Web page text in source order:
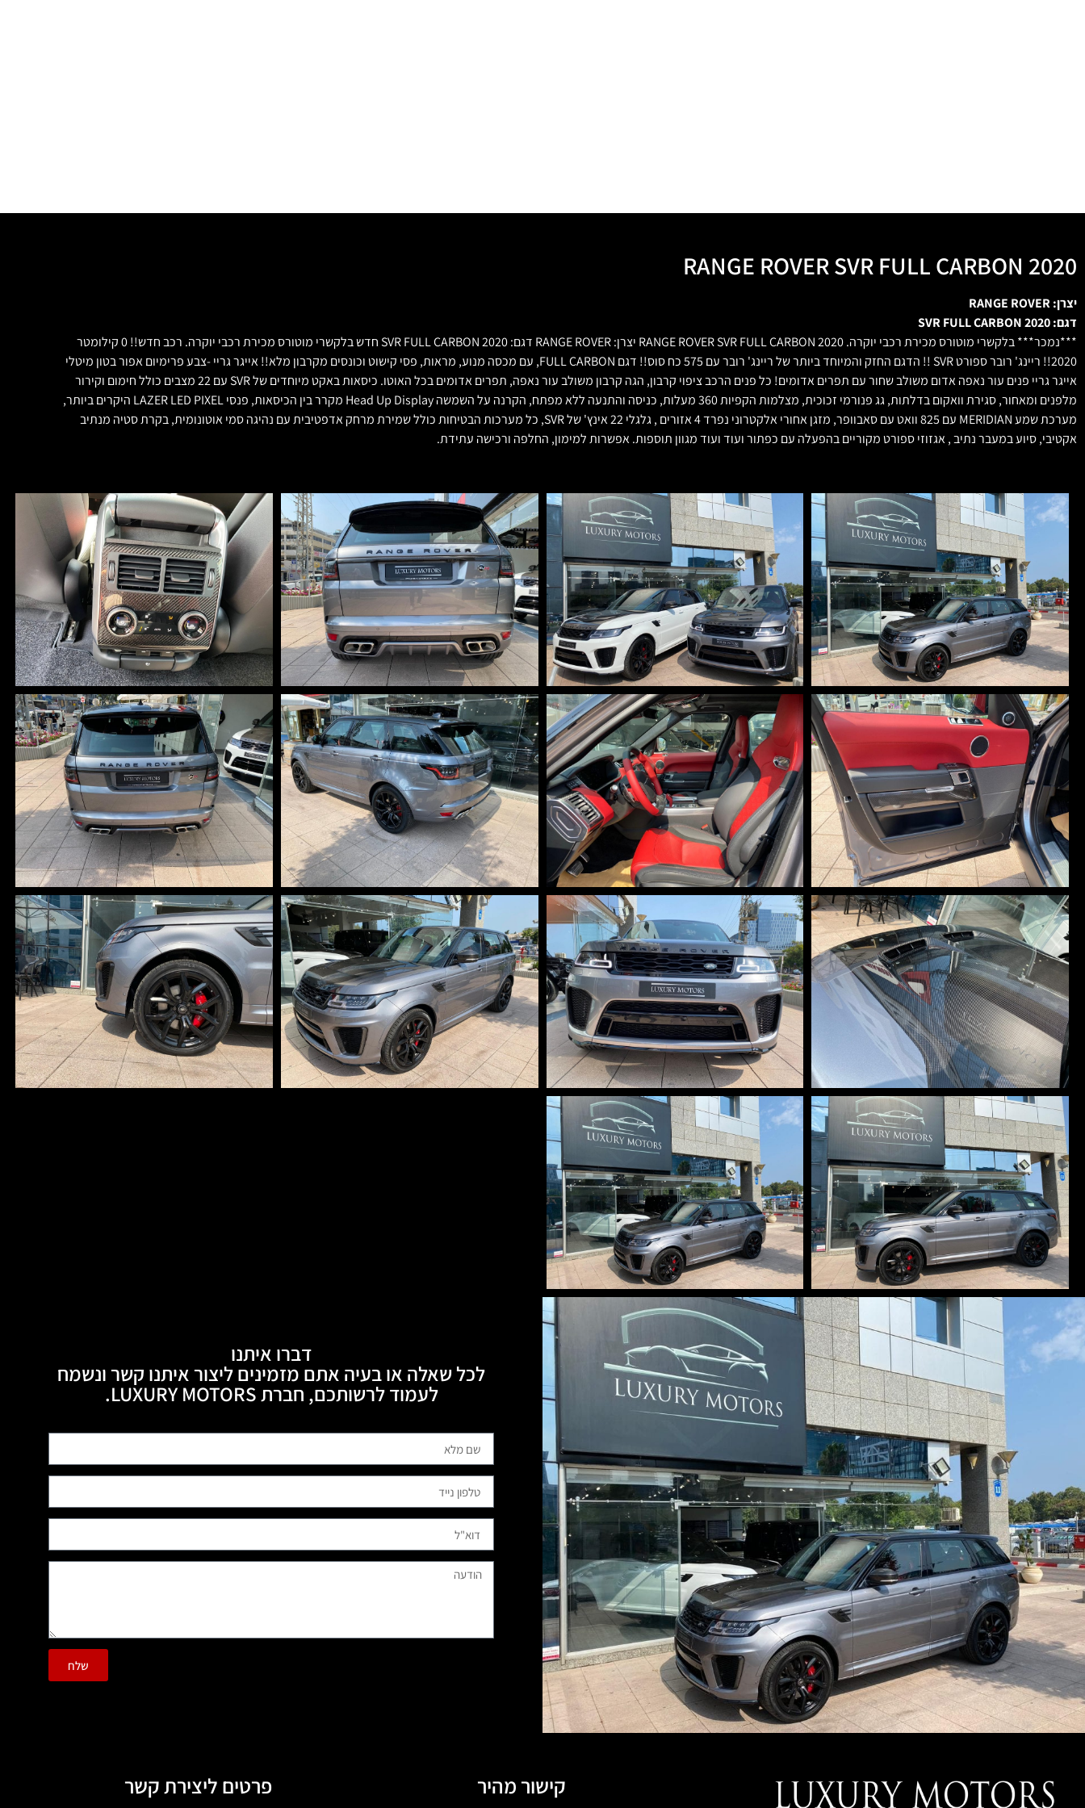
RANGE ROVER SVR FULL CARBON 2020
יצרן: RANGE ROVER
דגם: SVR FULL CARBON 2020
***נמכר*** בלקשרי מוטורס מכירת רכבי יוקרה. RANGE ROVER SVR FULL CARBON 2020 יצרן: RANGE ROVER דגם: SVR FULL CARBON 2020 חדש בלקשרי מוטורס מכירת רכבי יוקרה. רכב חדש!! 0 קילומטר
2020!! ריינג' רובר ספורט SVR !! הדגם החזק והמיוחד ביותר של ריינג' רובר עם 575 כח סוס!! דגם FULL CARBON, עם מכסה מנוע, מראות, פסי קישוט וכונסים מקרבון מלא!! אייגר גריי -צבע פרימיום אפור בטון מיטלי
אייגר גריי פנים עור נאפה אדום משולב שחור עם תפרים אדומים! כל פנים הרכב ציפוי קרבון, הגה קרבון משולב עור נאפה, תפרים אדומים בכל האוטו. כיסאות באקט מיוחדים של SVR עם 22 מצבים כולל חימום וקירור
מלפנים ומאחור, סגירת וואקום בדלתות, גג פנורמי זכוכית, מצלמות הקפיות 360 מעלות, כניסה והתנעה ללא מפתח, הקרנה על השמשה Head Up Display מקרר בין הכיסאות, פנסי LAZER LED PIXEL היקרים ביותר,
מערכת שמע MERIDIAN עם 825 וואט עם סאבוופר, מזגן אחורי אלקטרוני נפרד 4 אזורים , גלגלי 22 אינץ' של SVR, כל מערכות הבטיחות כולל שמירת מרחק אדפטיבית עם נהיגה סמי אוטונומית, בקרת סטיה מנתיב
אקטיבי, סיוע במעבר נתיב , אגזוזי ספורט מקוריים בהפעלה עם כפתור ועוד ועוד מגוון תוספות. אפשרות למימון, החלפה ורכישה עתידת.
דברו איתנו
לכל שאלה או בעיה אתם מזמינים ליצור איתנו קשר ונשמח
לעמוד לרשותכם, חברת LUXURY MOTORS.
שלח
קישור מהיר פרטים ליצירת קשר